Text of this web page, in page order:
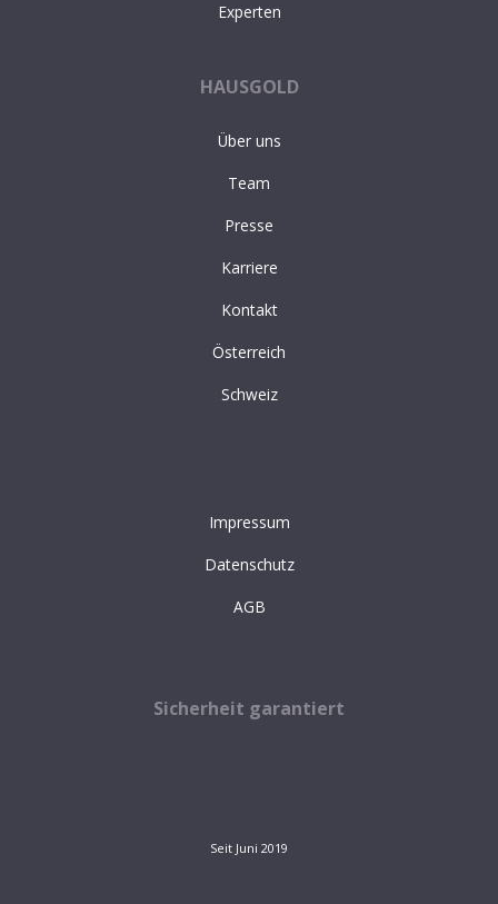
Experten
HAUSGOLD
Über uns
Team
Presse
Karriere
Kontakt
Österreich
Schweiz
Impressum
Datenschutz
AGB
Sicherheit garantiert
Seit Juni 2019